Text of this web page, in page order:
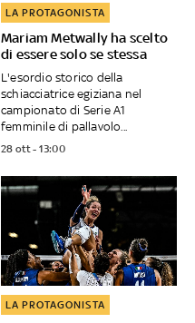
Mariam Metwally ha scelto
di essere solo se stessa
LA PROTAGONISTA
L'esordio storico della
schiacciatrice egiziana nel
campionato di Serie A1
femminile di pallavolo...
28 ott - 13:00
LA PROTAGONISTA